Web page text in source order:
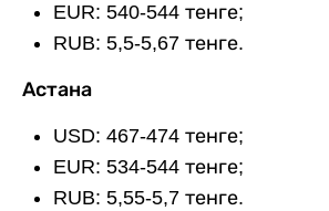
EUR: 540-544 тенге;
RUB: 5,5-5,67 тенге.
Астана
USD: 467-474 тенге;
EUR: 534-544 тенге;
RUB: 5,55-5,7 тенге.